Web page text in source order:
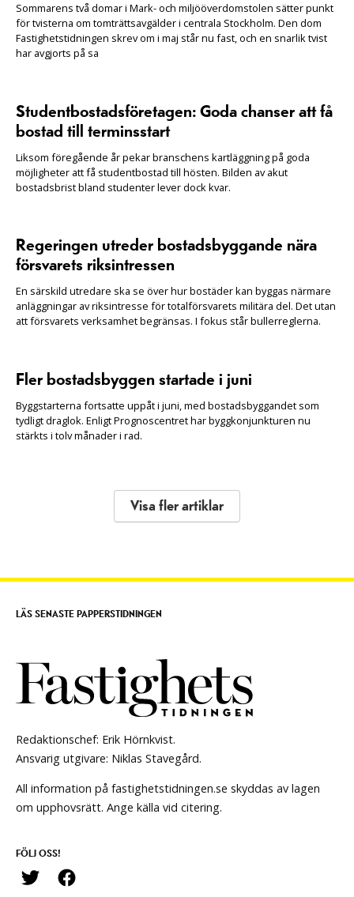
Sommarens två domar i Mark- och miljööverdomstolen sätter punkt
för tvisterna om tomträttsavgälder i centrala Stockholm. Den dom
Fastighetstidningen skrev om i maj står nu fast, och en snarlik tvist
har avgjorts på sa
Studentbostadsföretagen: Goda chanser att få
bostad till terminsstart
Liksom föregående år pekar branschens kartläggning på goda
möjligheter att få studentbostad till hösten. Bilden av akut
bostadsbrist bland studenter lever dock kvar.
Regeringen utreder bostadsbyggande nära
försvarets riksintressen
En särskild utredare ska se över hur bostäder kan byggas närmare
anläggningar av riksintresse för totalförsvarets militära del. Det utan
att försvarets verksamhet begränsas. I fokus står bullerreglerna.
Fler bostadsbyggen startade i juni
Byggstarterna fortsatte uppåt i juni, med bostadsbyggandet som
tydligt draglok. Enligt Prognoscentret har byggkonjunkturen nu
stärkts i tolv månader i rad.
Visa fler artiklar
Redaktionschef: Erik Hörnkvist.
Ansvarig utgivare: Niklas Stavegård.
All information på fastighetstidningen.se skyddas av lagen
om upphovsrätt. Ange källa vid citering.
FÖLJ OSS!
LÄS SENASTE PAPPERSTIDNINGEN